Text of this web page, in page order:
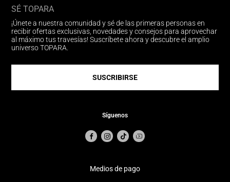
SÉ TOPARA
¡Únete a nuestra comunidad y sé de las primeras personas en
recibir ofertas exclusivas, novedades y consejos para aprovechar
al máximo tus travesías! Suscríbete ahora y descubre el amplio
universo TOPARA.
SUSCRIBIRSE
Síguenos
Medios de pago